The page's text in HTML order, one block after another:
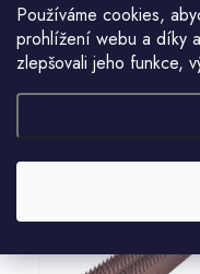
Používáme cookies,
prohlížení webu a díky
zlepšovali jeho funkce,
Je sice větší ale
Zobrazit další hodnocení